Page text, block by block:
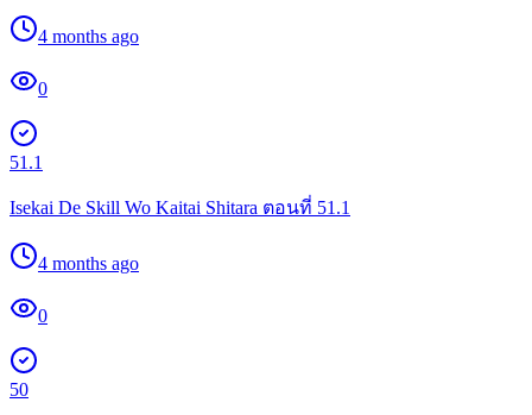
4 months ago
0
51.1
Isekai De Skill Wo Kaitai Shitara ตอนที่ 51.1
4 months ago
0
50